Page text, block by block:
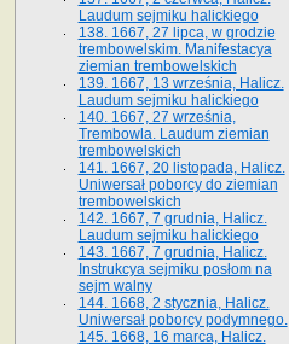
Laudum sejmiku halickiego
138. 1667, 27 lipca, w grodzie
trembowelskim. Manifestacya
ziemian trembowelskich
139. 1667, 13 września, Halicz.
Laudum sejmiku halickiego
140. 1667, 27 września,
Trembowla. Laudum ziemian
trembowelskich
141. 1667, 20 listopada, Halicz.
Uniwersał poborcy do ziemian
trembowelskich
142. 1667, 7 grudnia, Halicz.
Laudum sejmiku halickiego
143. 1667, 7 grudnia, Halicz.
Instrukcya sejmiku posłom na
sejm walny
144. 1668, 2 stycznia, Halicz.
Uniwersał poborcy podymnego.
145. 1668, 16 marca, Halicz.